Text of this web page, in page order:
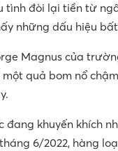
tình đòi lại tiền từ
những dấu hiệu
Magnus của
quả bom nổ
đang khuyến khích
6/2022, hàng